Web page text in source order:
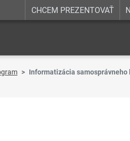
CHCEM PREZENTOVAŤ
Informatizácia